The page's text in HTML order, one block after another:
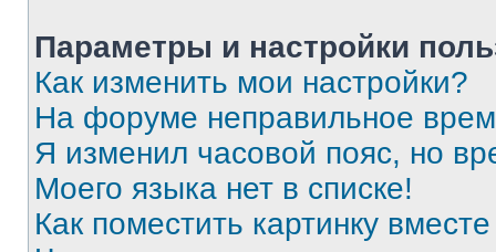
Параметры и настройки
Как изменить мои настройки?
На форуме неправильное
Я изменил часовой пояс, но
Моего языка нет в списке!
Как поместить картинку